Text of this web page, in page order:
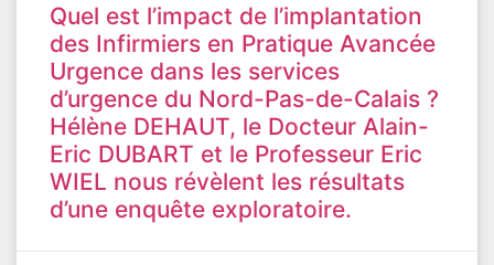
Quel est l’impact de l’implantation
des Infirmiers en Pratique Avancée
Urgence dans les services
d’urgence du Nord-Pas-de-Calais ?
Hélène DEHAUT, le Docteur Alain-
Eric DUBART et le Professeur Eric
WIEL nous révèlent les résultats
d’une enquête exploratoire.